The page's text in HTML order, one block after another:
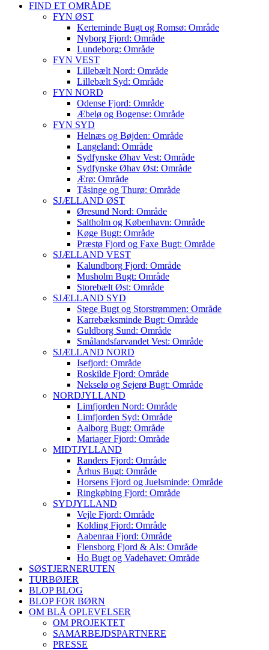
FIND ET OMRÅDE
FYN ØST
Kerteminde Bugt og Romsø: Område
Nyborg Fjord: Område
Lundeborg: Område
FYN VEST
Lillebælt Nord: Område
Lillebælt Syd: Område
FYN NORD
Odense Fjord: Område
Æbelø og Bogense: Område
FYN SYD
Helnæs og Bøjden: Område
Langeland: Område
Sydfynske Øhav Vest: Område
Sydfynske Øhav Øst: Område
Ærø: Område
Tåsinge og Thurø: Område
SJÆLLAND ØST
Øresund Nord: Område
Saltholm og København: Område
Køge Bugt: Område
Præstø Fjord og Faxe Bugt: Område
SJÆLLAND VEST
Kalundborg Fjord: Område
Musholm Bugt: Område
Storebælt Øst: Område
SJÆLLAND SYD
Stege Bugt og Storstrømmen: Område
Karrebæksminde Bugt: Område
Guldborg Sund: Område
Smålandsfarvandet Vest: Område
SJÆLLAND NORD
Isefjord: Område
Roskilde Fjord: Område
Nekselø og Sejerø Bugt: Område
NORDJYLLAND
Limfjorden Nord: Område
Limfjorden Syd: Område
Aalborg Bugt: Område
Mariager Fjord: Område
MIDTJYLLAND
Randers Fjord: Område
Århus Bugt: Område
Horsens Fjord og Juelsminde: Område
Ringkøbing Fjord: Område
SYDJYLLAND
Vejle Fjord: Område
Kolding Fjord: Område
Aabenraa Fjord: Område
Flensborg Fjord & Als: Område
Ho Bugt og Vadehavet: Område
SØSTJERNERUTEN
TURBØJER
BLOP BLOG
BLOP FOR BØRN
OM BLÅ OPLEVELSER
OM PROJEKTET
SAMARBEJDSPARTNERE
PRESSE